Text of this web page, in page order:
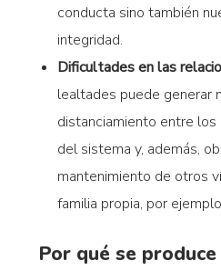
conducta sino también
integridad.
Dificultades en las
lealtades puede generar
distanciamiento entre
del sistema y, además,
mantenimiento de otros
familia propia, por
Por qué se produce